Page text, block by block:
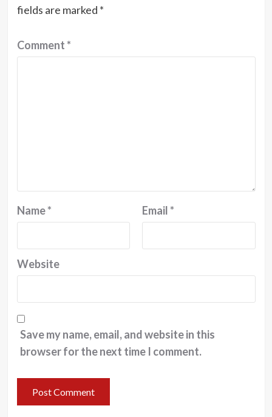
fields are marked *
Comment*
Name* Email*
Website
Save my name, email, and website in this
browser for the next time I comment.